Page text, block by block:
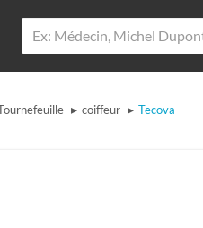
▸ coiffeur ▸ Tecova